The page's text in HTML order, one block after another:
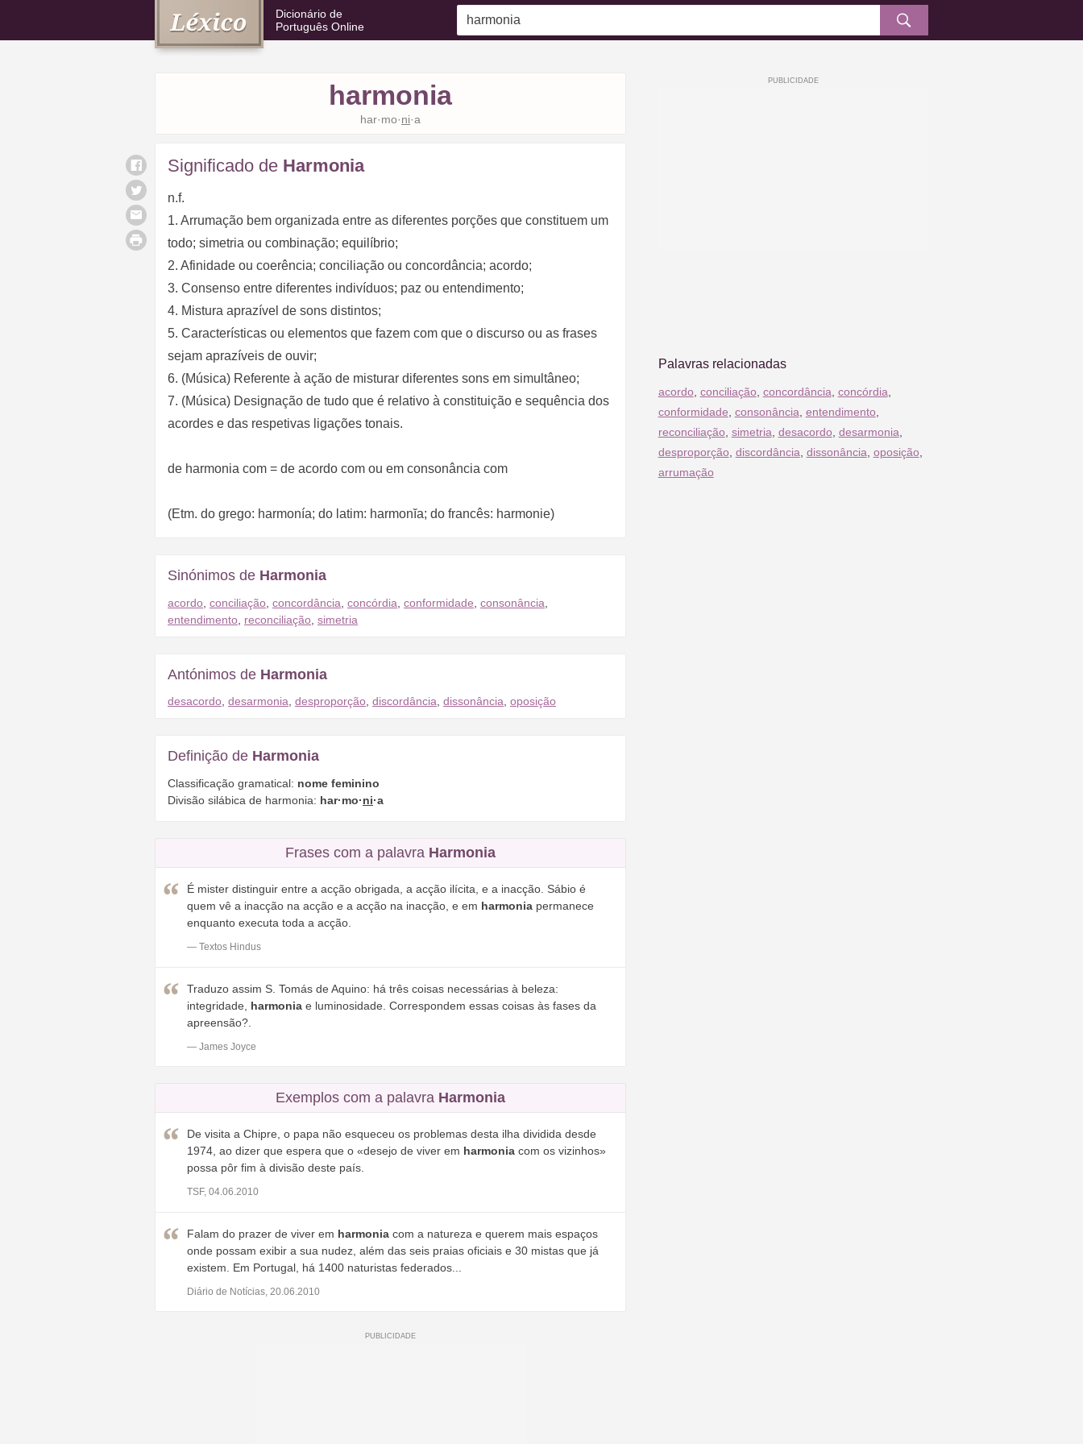
Dicionário de
Português Online
harmonia
har·mo·ni·a
Significado de Harmonia
n.f.
1. Arrumação bem organizada entre as diferentes porções que constituem um
todo; simetria ou combinação; equilíbrio;
2. Afinidade ou coerência; conciliação ou concordância; acordo;
3. Consenso entre diferentes indivíduos; paz ou entendimento;
4. Mistura aprazível de sons distintos;
5. Características ou elementos que fazem com que o discurso ou as frases
sejam aprazíveis de ouvir;
6. (Música) Referente à ação de misturar diferentes sons em simultâneo;
7. (Música) Designação de tudo que é relativo à constituição e sequência dos
acordes e das respetivas ligações tonais.
de harmonia com = de acordo com ou em consonância com
(Etm. do grego: harmonía; do latim: harmonĭa; do francês: harmonie)
Sinónimos de Harmonia
acordo conciliação concordância concórdia conformidade consonância
entendimento reconciliação simetria
Antónimos de Harmonia
desacordo, desarmonia, desproporção, discordância, dissonância, oposição
Definição de Harmonia
Classificação gramatical: nome feminino
Divisão silábica de harmonia: har·mo·ni·a
Frases com a palavra Harmonia
É mister distinguir entre a acção obrigada, a acção ilícita, e a inacção. Sábio é
quem vê a inacção na acção e a acção na inacção, e em harmonia permanece
enquanto executa toda a acção.
— Textos Hindus
Traduzo assim S. Tomás de Aquino: há três coisas necessárias à beleza:
integridade, harmonia e luminosidade. Correspondem essas coisas às fases da
apreensão?.
— James Joyce
Exemplos com a palavra Harmonia
De visita a Chipre, o papa não esqueceu os problemas desta ilha dividida desde
1974, ao dizer que espera que o «desejo de viver em harmonia com os vizinhos»
possa pôr fim à divisão deste país.
TSF, 04.06.2010
Falam do prazer de viver em harmonia com a natureza e querem mais espaços
onde possam exibir a sua nudez, além das seis praias oficiais e 30 mistas que já
existem. Em Portugal, há 1400 naturistas federados...
Diário de Notícias, 20.06.2010
Palavras relacionadas
acordo, conciliação, concordância concórdia
conformidade consonância entendimento,
reconciliação, simetria desacordo, desarmonia
desproporção, discordância dissonância oposição,
arrumação